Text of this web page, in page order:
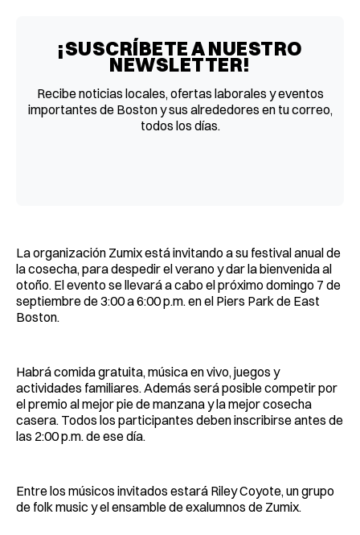
¡SUSCRÍBETE A NUESTRO
NEWSLETTER!
Recibe noticias locales, ofertas laborales y eventos
importantes de Boston y sus alrededores en tu correo,
todos los días.
La organización Zumix está invitando a su festival anual de
la cosecha, para despedir el verano y dar la bienvenida al
otoño. El evento se llevará a cabo el próximo domingo 7 de
septiembre de 3:00 a 6:00 p.m. en el Piers Park de East
Boston.
Habrá comida gratuita, música en vivo, juegos y
actividades familiares. Además será posible competir por
el premio al mejor pie de manzana y la mejor cosecha
casera. Todos los participantes deben inscribirse antes de
las 2:00 p.m. de ese día.
Entre los músicos invitados estará Riley Coyote, un grupo
de folk music y el ensamble de exalumnos de Zumix.